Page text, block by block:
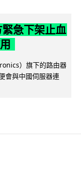
急下架止血
）旗下的路由器
會與中國伺服器連